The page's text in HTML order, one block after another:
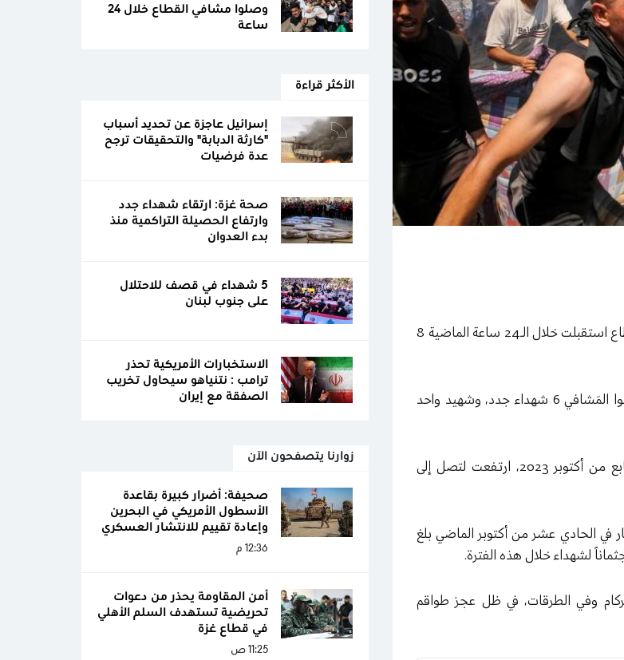
أعلنت وزارة الصحة في قطاع غزة، يوم السبت، أن مستشفيات القطاع استقبلت خلال الـ24 ساعة الماضية 8
وأوضحت الوزارة في تقريرها اليوم، أن من بين الشهداء الذين وصلوا المَشافي 6 شهداء جدد، وشهيد واحد
وذكرت أن الإحصائية التراكمية لضحايا العدوان المستمر منذ السابع من أكتوبر 2023، ارتفعت لتصل إلى
في الحادي عشر من أكتوبر الماضي بلغ
.
وفي الطرقات، في ظل عجز طواقم
وصلوا مشافي القطاع خلال 24
ساعة
الأكثر قراءة
إسرائيل عاجزة عن تحديد أسباب
"كارثة الدبابة" والتحقيقات ترجح
عدة فرضيات
صحة غزة: ارتقاء شهداء جدد
وارتفاع الحصيلة التراكمية منذ
بدء العدوان
5 شهداء في قصف للاحتلال
على جنوب لبنان
الاستخبارات الأمريكية تحذر
ترامب : نتنياهو سيحاول تخريب
الصفقة مع إيران
زوارنا يتصفحون الآن
صحيفة: أضرار كبيرة بقاعدة
الأسطول الأمريكي في البحرين
وإعادة تقييم للانتشار العسكري
12:36 م
أمن المقاومة يحذر من دعوات
تحريضية تستهدف السلم الأهلي
في قطاع غزة
11:25 ص